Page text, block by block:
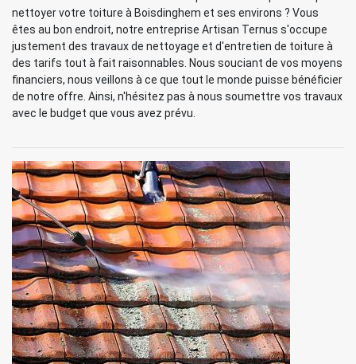
nettoyer votre toiture à Boisdinghem et ses environs ? Vous
êtes au bon endroit, notre entreprise Artisan Ternus s'occupe
justement des travaux de nettoyage et d'entretien de toiture à
des tarifs tout à fait raisonnables. Nous souciant de vos moyens
financiers, nous veillons à ce que tout le monde puisse bénéficier
de notre offre. Ainsi, n'hésitez pas à nous soumettre vos travaux
avec le budget que vous avez prévu.